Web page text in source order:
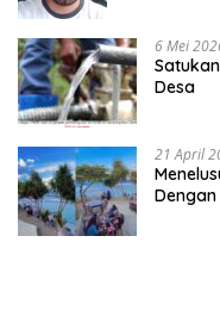
6 Mei
Desa
21 April